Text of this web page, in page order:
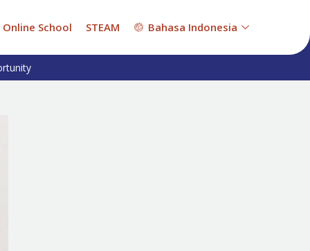
Online School STEAM Bahasa Indonesia